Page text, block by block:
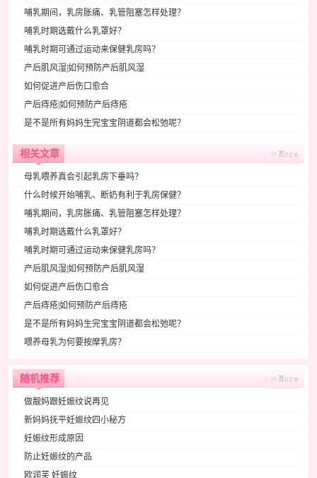
哺乳期间，乳房胀痛、乳管阻塞怎样处理？
哺乳时期选戴什么乳罩好？
哺乳时期可通过运动来保健乳房吗？
产后肌风湿|如何预防产后肌风湿
如何促进产后伤口愈合
产后痔疮|如何预防产后痔疮
是不是所有妈妈生完宝宝阴道都会松弛呢？
相关文章
母乳喂养真会引起乳房下垂吗？
什么时候开始哺乳、断奶有利于乳房保健？
哺乳期间，乳房胀痛、乳管阻塞怎样处理？
哺乳时期选戴什么乳罩好？
哺乳时期可通过运动来保健乳房吗？
产后肌风湿|如何预防产后肌风湿
如何促进产后伤口愈合
产后痔疮|如何预防产后痔疮
是不是所有妈妈生完宝宝阴道都会松弛呢？
喂养母乳为何要按摩乳房？
随机推荐
做靓妈跟妊娠纹说再见
新妈妈抚平妊娠纹四小秘方
妊娠纹形成原因
防止妊娠纹的产品
欧润芙 妊娠纹